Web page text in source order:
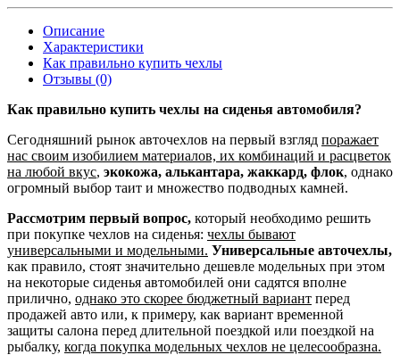
Описание
Характеристики
Как правильно купить чехлы
Отзывы (0)
Как правильно купить чехлы на сиденья автомобиля?
Сегодняшний рынок авточехлов на первый взгляд поражает
нас своим изобилием материалов, их комбинаций и расцветок
на любой вкус, экокожа, алькантара, жаккард, флок, однако
огромный выбор таит и множество подводных камней.
Рассмотрим первый вопрос, который необходимо решить
при покупке чехлов на сиденья: чехлы бывают
универсальными и модельными. Универсальные авточехлы,
как правило, стоят значительно дешевле модельных при этом
на некоторые сиденья автомобилей они садятся вполне
прилично, однако это скорее бюджетный вариант перед
продажей авто или, к примеру, как вариант временной
защиты салона перед длительной поездкой или поездкой на
рыбалку, когда покупка модельных чехлов не целесообразна.